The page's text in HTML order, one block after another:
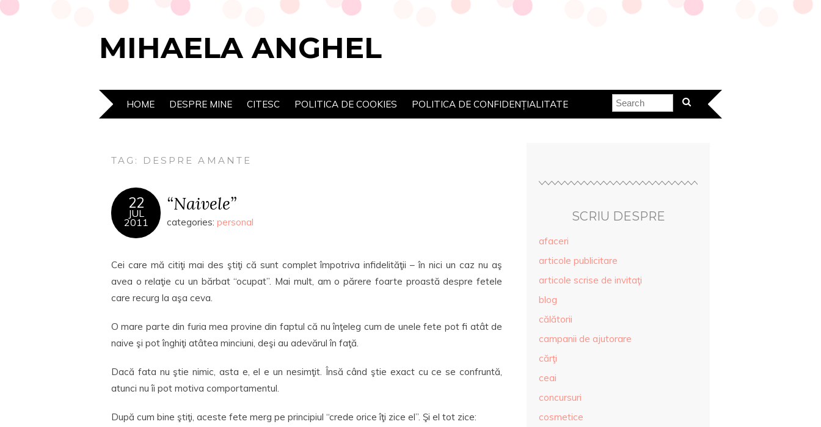
MIHAELA ANGHEL
HOME DESPRE MINE CITESC POLITICA DE COOKIES POLITICA DE CONFIDENȚIALITATE
TAG: DESPRE AMANTE
22
JUL
2011
“Naivele”
categories: personal
Cei care mă citiţi mai des ştiţi că sunt complet împotriva infidelităţii – în nici un caz nu aş
avea o relaţie cu un bărbat “ocupat”. Mai mult, am o părere foarte proastă despre fetele
care recurg la aşa ceva.
O mare parte din furia mea provine din faptul că nu înţeleg cum de unele fete pot fi atât de
naive şi pot înghiţi atâtea minciuni, deşi au adevărul în faţă.
Dacă fata nu ştie nimic, asta e, el e un nesimţit. Însă când ştie exact cu ce se confruntă,
atunci nu îi pot motiva comportamentul.
După cum bine ştiţi, aceste fete merg pe principiul “crede orice îţi zice el”. Şi el tot zice:
SCRIU DESPRE
afaceri
articole publicitare
articole scrise de invitaţi
blog
călătorii
campanii de ajutorare
cărţi
ceai
concursuri
cosmetice